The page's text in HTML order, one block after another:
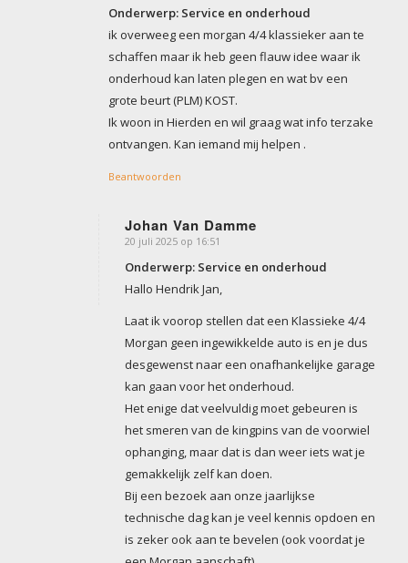
Onderwerp: Service en onderhoud
ik overweeg een morgan 4/4 klassieker aan te
schaffen maar ik heb geen flauw idee waar ik
onderhoud kan laten plegen en wat bv een
grote beurt (PLM) KOST.
Ik woon in Hierden en wil graag wat info terzake
ontvangen. Kan iemand mij helpen .
Beantwoorden
Johan Van Damme
zegt:
20 juli 2025 op 16:51
Onderwerp: Service en onderhoud
Hallo Hendrik Jan,
Laat ik voorop stellen dat een Klassieke 4/4
Morgan geen ingewikkelde auto is en je dus
desgewenst naar een onafhankelijke garage
kan gaan voor het onderhoud.
Het enige dat veelvuldig moet gebeuren is
het smeren van de kingpins van de voorwiel
ophanging, maar dat is dan weer iets wat je
gemakkelijk zelf kan doen.
Bij een bezoek aan onze jaarlijkse
technische dag kan je veel kennis opdoen en
is zeker ook aan te bevelen (ook voordat je